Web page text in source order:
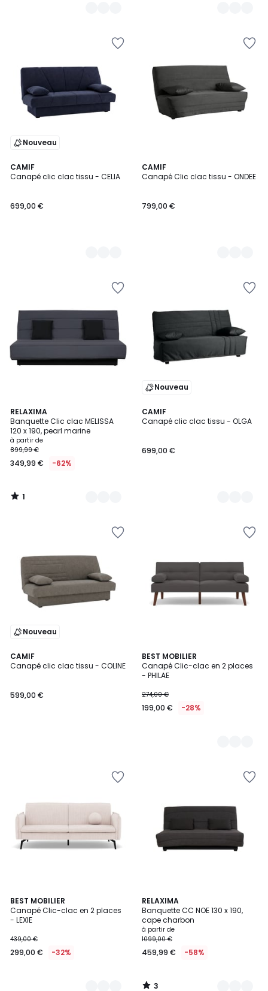
Nouveau
CAMIF
Canapé clic clac tissu - CELIA
699,00 €
2
Couleurs
CAMIF
Canapé Clic clac tissu - ONDEE
799,00 €
4
Couleurs
RELAXIMA
Banquette Clic clac MELISSA
120 x 190, pearl marine
à partir de
899,99 €
349,99 € -62%
1
/
5
4
Couleurs
1
/
Nouveau
CAMIF
Canapé clic clac tissu - OLGA
699,00 €
4
Couleurs
Nouveau
CAMIF
Canapé clic clac tissu - COLINE
599,00 €
BEST MOBILIER
Canapé Clic-clac en 2 places
- PHILAE
274,00 €
199,00 € -28%
3
Couleurs
BEST MOBILIER
Canapé Clic-clac en 2 places
- LEXIE
439,00 €
299,00 € -32%
2
Couleurs
RELAXIMA
Banquette CC NOE 130 x 190,
cape charbon
à partir de
1099,00 €
459,99 € -58%
3
/
5
3
Couleurs
3